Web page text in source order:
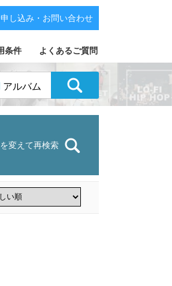
条件 よくあるご質問
し込み・お問い合わせ
アルバム
変えて再検索